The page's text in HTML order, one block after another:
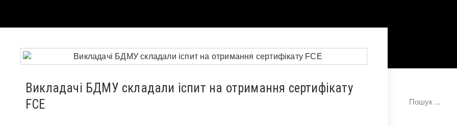
Викладачі БДМУ складали іспит на отримання сертифікату
FCE